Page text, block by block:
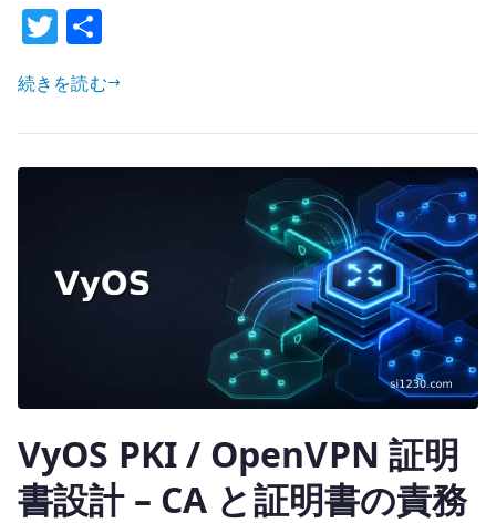
GRE
/
IP6GRE
経
路
T
w
it
te
r
続きを読む
VyOS PKI / OpenVPN 証明
書設計 – CA と証明書の責務